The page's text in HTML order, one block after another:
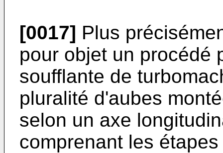
[0017] Plus
pour objet un procédé
soufflante de
pluralité d'aubes
selon un axe
comprenant les